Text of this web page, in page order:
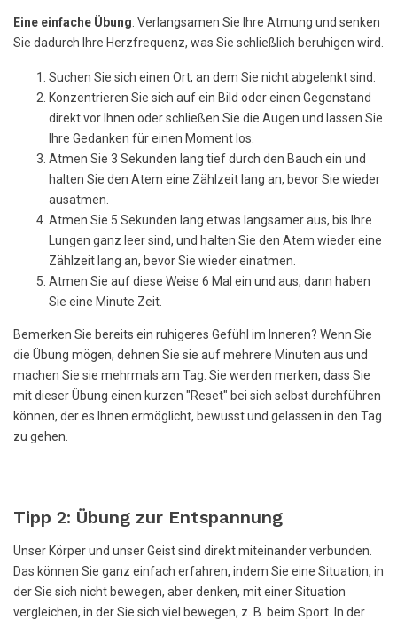
Eine einfache Übung: Verlangsamen Sie Ihre Atmung und senken
Sie dadurch Ihre Herzfrequenz, was Sie schließlich beruhigen wird.
Suchen Sie sich einen Ort, an dem Sie nicht abgelenkt sind.
Konzentrieren Sie sich auf ein Bild oder einen Gegenstand
direkt vor Ihnen oder schließen Sie die Augen und lassen Sie
Ihre Gedanken für einen Moment los.
Atmen Sie 3 Sekunden lang tief durch den Bauch ein und
halten Sie den Atem eine Zählzeit lang an, bevor Sie wieder
ausatmen.
Atmen Sie 5 Sekunden lang etwas langsamer aus, bis Ihre
Lungen ganz leer sind, und halten Sie den Atem wieder eine
Zählzeit lang an, bevor Sie wieder einatmen.
Atmen Sie auf diese Weise 6 Mal ein und aus, dann haben
Sie eine Minute Zeit.
Bemerken Sie bereits ein ruhigeres Gefühl im Inneren? Wenn Sie
die Übung mögen, dehnen Sie sie auf mehrere Minuten aus und
machen Sie sie mehrmals am Tag. Sie werden merken, dass Sie
mit dieser Übung einen kurzen "Reset" bei sich selbst durchführen
können, der es Ihnen ermöglicht, bewusst und gelassen in den Tag
zu gehen.
Tipp 2: Übung zur Entspannung
Unser Körper und unser Geist sind direkt miteinander verbunden.
Das können Sie ganz einfach erfahren, indem Sie eine Situation, in
der Sie sich nicht bewegen, aber denken, mit einer Situation
vergleichen, in der Sie sich viel bewegen, z. B. beim Sport. In der